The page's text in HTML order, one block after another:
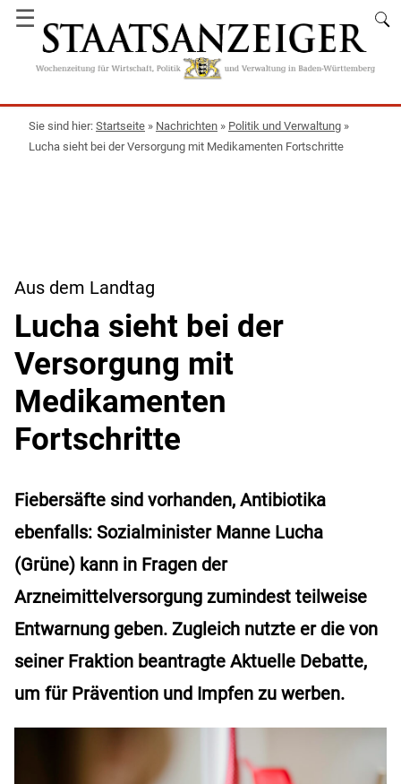
☰
Startseite » Nachrichten » Politik und Verwaltung »
Lucha sieht bei der Versorgung mit Medikamenten Fortschritte
Aus dem Landtag
Lucha sieht bei der
Versorgung mit
Medikamenten
Fortschritte
Fiebersäfte sind vorhanden, Antibiotika
ebenfalls: Sozialminister Manne Lucha
(Grüne) kann in Fragen der
Arzneimittelversorgung zumindest teilweise
Entwarnung geben. Zugleich nutzte er die von
seiner Fraktion beantragte Aktuelle Debatte,
um für Prävention und Impfen zu werben.